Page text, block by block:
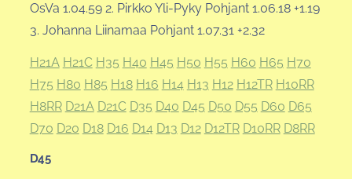
OsVa 1.04.59 2. Pirkko Yli-Pyky Pohjant 1.06.18 +1.19
3. Johanna Liinamaa Pohjant 1.07.31 +2.32
H21A H21C H35 H40 H45 H50 H55 H60 H65 H70
H75 H80 H85 H18 H16 H14 H13 H12 H12TR H10RR
H8RR D21A D21C D35 D40 D45 D50 D55 D60 D65
D70 D20 D18 D16 D14 D13 D12 D12TR D10RR D8RR
D45